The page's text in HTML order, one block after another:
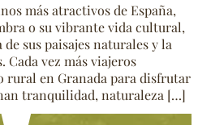
más atractivos de España,
o su vibrante vida cultural,
sus paisajes naturales y la
Cada vez más viajeros
rural en Granada para disfrutar
tranquilidad, naturaleza […]